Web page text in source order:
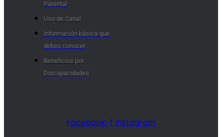
Parental
Uso de Canal
Información básica que
debes conocer
Beneficios por
Discapacidades​
Facebook-f Instagram